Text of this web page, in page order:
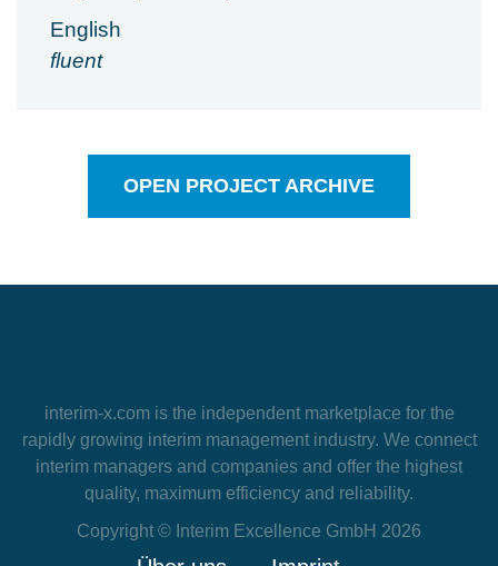
English
fluent
OPEN PROJECT ARCHIVE
interim-x.comis the independent marketplace for the
rapidly growing interim management industry. We connect
interim managers and companies and offer the highest
quality, maximum efficiency and reliability.
Copyright © Interim Excellence GmbH 2026